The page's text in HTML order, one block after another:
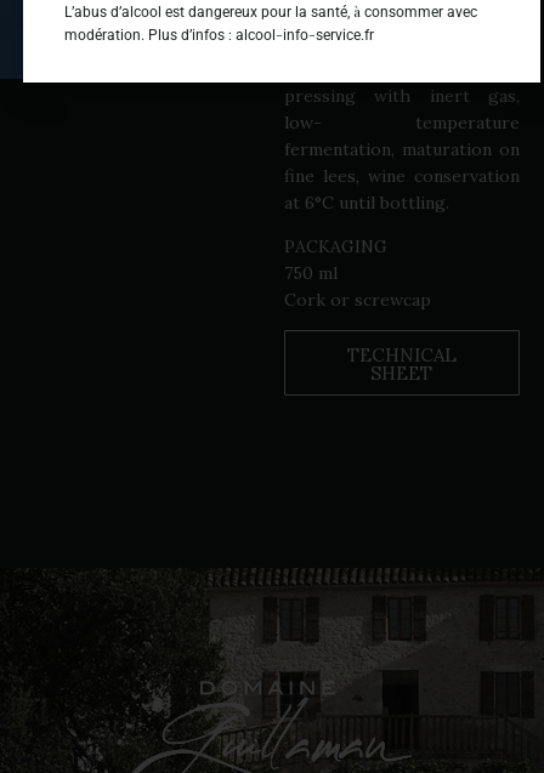
VINIFICATION
Night harvest, full skin
pressing with inert gas,
low- temperature
fermentation, maturation on
fine lees, wine conservation
at 6°C until bottling.
PACKAGING
750 ml
Cork or screwcap
TECHNICAL
SHEET
L’abus d’alcool est dangereux pour la santé,à consommer avec
modération. Plus d’infos : alcool-info-service.fr